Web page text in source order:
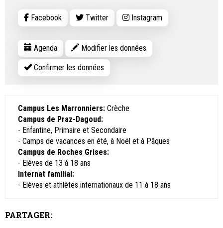
Facebook Twitter Instagram
Agenda Modifier les données
Confirmer les données
Campus Les Marronniers: Crèche
Campus de Praz-Dagoud:
- Enfantine, Primaire et Secondaire
- Camps de vacances en été, à Noël et à Pâques
Campus de Roches Grises:
- Elèves de 13 à 18 ans
Internat familial:
- Elèves et athlètes internationaux de 11 à 18 ans
PARTAGER: